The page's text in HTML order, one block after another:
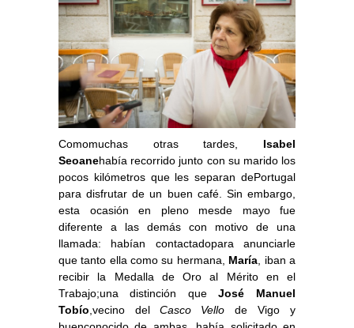
Comomuchas otras tardes, Isabel
Seoanehabía recorrido junto con su marido los
pocos kilómetros que les separan dePortugal
para disfrutar de un buen café. Sin embargo,
esta ocasión en pleno mesde mayo fue
diferente a las demás con motivo de una
llamada: habían contactadopara anunciarle
que tanto ella como su hermana, María , iban a
recibir la Medalla de Oro al Mérito en el
Trabajo;una distinción que José Manuel
Tobío ,vecino del Casco Vello de Vigo y